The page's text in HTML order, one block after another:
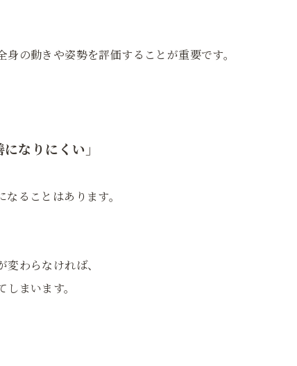
の動きや姿勢を評価することが重要です。
なりにくい」
ることはあります。
わらなければ、
まいます。